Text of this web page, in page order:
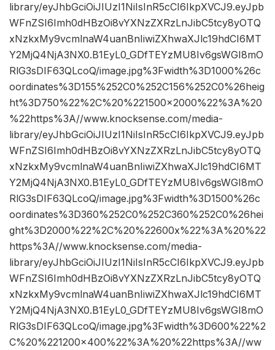
library/eyJhbGciOiJIUzI1NiIsInR5cCI6IkpXVCJ9.eyJpb
WFnZSI6Imh0dHBzOi8vYXNzZXRzLnJibC5tcy8yOTQ
xNzkxMy9vcmlnaW4uanBnIiwiZXhwaXJlc19hdCI6MT
Y2MjQ4NjA3NX0.B1EyL0_GDfTEYzMU8Iv6gsWGI8mO
RlG3sDIF63QLcoQ/image.jpg%3Fwidth%3D1000%26c
oordinates%3D155%252C0%252C156%252C0%26heig
ht%3D750%22%2C%20%221500×2000%22%3A%20
%22https%3A//www.knocksense.com/media-
library/eyJhbGciOiJIUzI1NiIsInR5cCI6IkpXVCJ9.eyJpb
WFnZSI6Imh0dHBzOi8vYXNzZXRzLnJibC5tcy8yOTQ
xNzkxMy9vcmlnaW4uanBnIiwiZXhwaXJlc19hdCI6MT
Y2MjQ4NjA3NX0.B1EyL0_GDfTEYzMU8Iv6gsWGI8mO
RlG3sDIF63QLcoQ/image.jpg%3Fwidth%3D1500%26c
oordinates%3D360%252C0%252C360%252C0%26hei
ght%3D2000%22%2C%20%22600x%22%3A%20%22
https%3A//www.knocksense.com/media-
library/eyJhbGciOiJIUzI1NiIsInR5cCI6IkpXVCJ9.eyJpb
WFnZSI6Imh0dHBzOi8vYXNzZXRzLnJibC5tcy8yOTQ
xNzkxMy9vcmlnaW4uanBnIiwiZXhwaXJlc19hdCI6MT
Y2MjQ4NjA3NX0.B1EyL0_GDfTEYzMU8Iv6gsWGI8mO
RlG3sDIF63QLcoQ/image.jpg%3Fwidth%3D600%22%2
C%20%221200×400%22%3A%20%22https%3A//ww